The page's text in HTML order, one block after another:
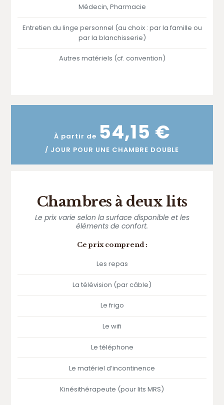
Médecin, Pharmacie
Entretien du linge personnel (au choix : par la famille ou
par la blanchisserie)
Autres matériels (cf. convention)
À partir de 54,15 €
/ JOUR POUR UNE CHAMBRE DOUBLE
Chambres à deux lits
Le prix varie selon la surface disponible et les
éléments de confort.
Ce prix comprend :
Les repas
La télévision (par câble)
Le frigo
Le wifi
Le téléphone
Le matériel d’incontinence
Kinésithérapeute (pour lits MRS)